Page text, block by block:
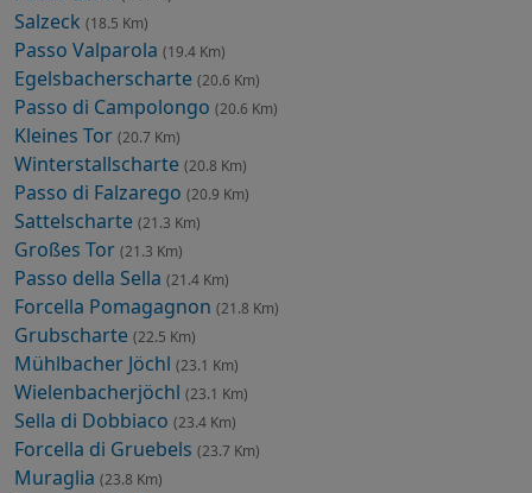
Salzeck (18.5 Km)
Passo Valparola (19.4 Km)
Egelsbacherscharte (20.6 Km)
Passo di Campolongo (20.6 Km)
Kleines Tor (20.7 Km)
Winterstallscharte (20.8 Km)
Passo di Falzarego (20.9 Km)
Sattelscharte (21.3 Km)
Großes Tor (21.3 Km)
Passo della Sella (21.4 Km)
Forcella Pomagagnon (21.8 Km)
Grubscharte (22.5 Km)
Mühlbacher Jöchl (23.1 Km)
Wielenbacherjöchl (23.1 Km)
Sella di Dobbiaco (23.4 Km)
Forcella di Gruebels (23.7 Km)
Muraglia (23.8 Km)